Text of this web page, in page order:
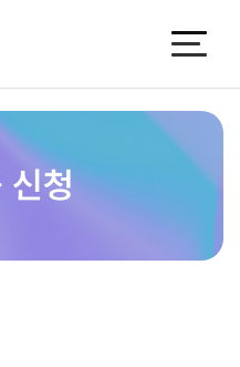
신청